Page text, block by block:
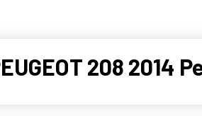
208 2014